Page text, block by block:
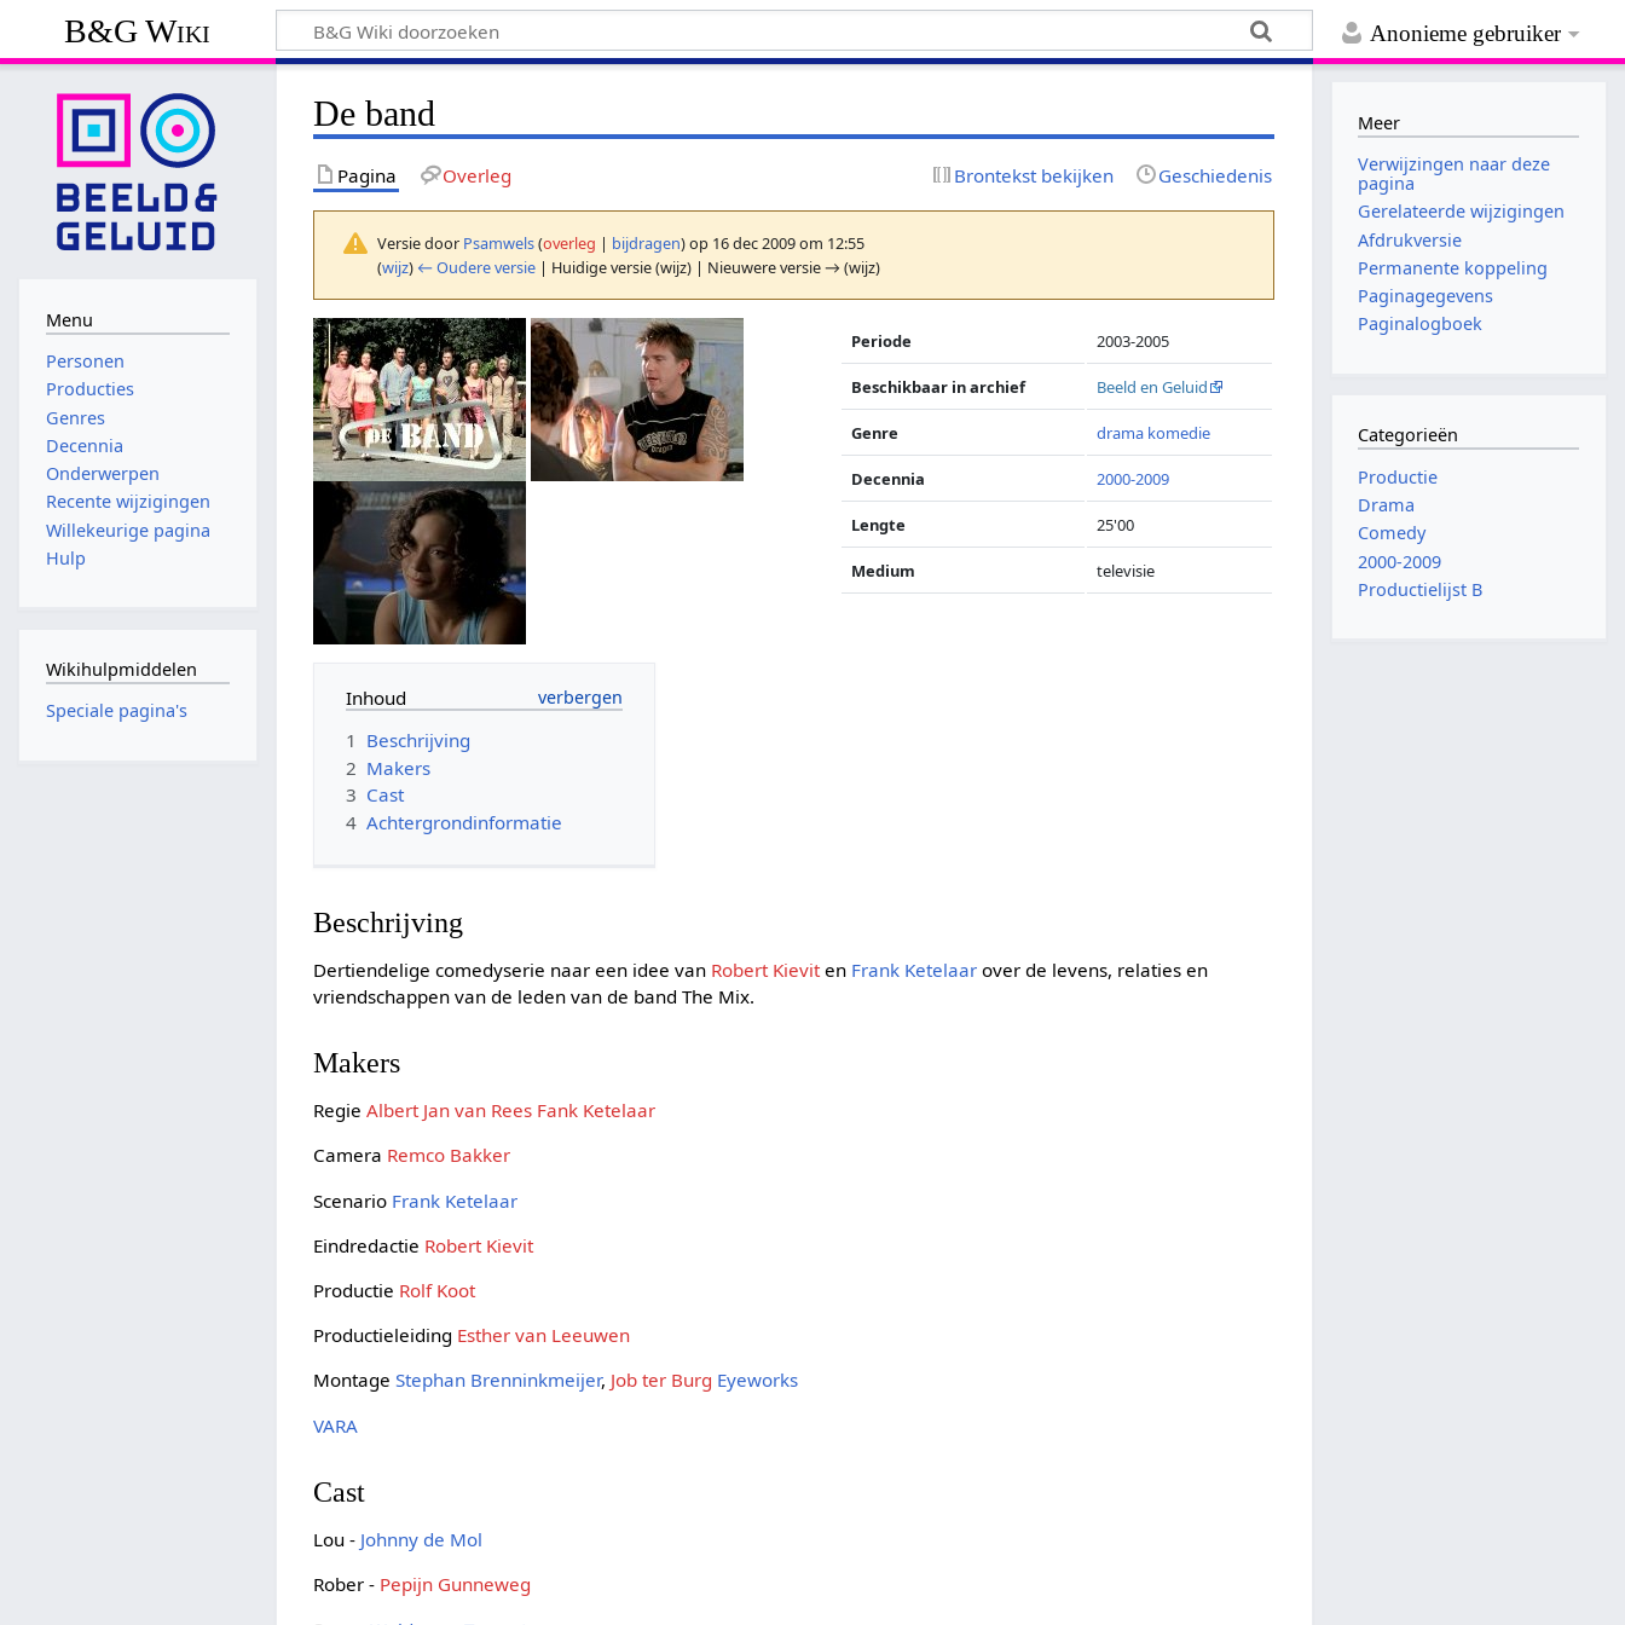
Anonieme gebruiker
B&G Wiki
De band
Pagina Overleg Brontekst bekijken Geschiedenis
Versie door Psamwels(overleg | bijdragen)op 16 dec 2009 om 12:55
(wijz) ← Oudere versie | Huidige versie (wijz) | Nieuwere versie → (wijz)
Periode 2003-2005
Beschikbaar in archief Beeld en Geluid
Genre drama komedie
Decennia 2000-2009
Lengte 25'00
Medium televisie
Inhoud
1 Beschrijving
2 Makers
3 Cast
4 Achtergrondinformatie
Beschrijving
Dertiendelige comedyserie naar een idee van Robert Kievit en Frank Ketelaar over de levens, relaties en
vriendschappen van de leden van de band The Mix.
Makers
RegieAlbert Jan van Rees Fank Ketelaar
Camera Remco Bakker
Scenario Frank Ketelaar
Eindredactie Robert Kievit
Productie Rolf Koot
Productieleiding Esther van Leeuwen
MontageStephan Brenninkmeijer, Job ter Burg Eyeworks
VARA
Cast
Lou - Johnny de Mol
Rober - Pepijn Gunneweg
Menu
Personen
Producties
Genres
Decennia
Onderwerpen
Recente wijzigingen
Willekeurige pagina
Hulp
Wikihulpmiddelen
Speciale pagina's
Meer
Verwijzingen naar deze
pagina
Gerelateerde wijzigingen
Afdrukversie
Permanente koppeling
Paginagegevens
Paginalogboek
Categorieën
Productie
Drama
Comedy
2000-2009
Productielijst B